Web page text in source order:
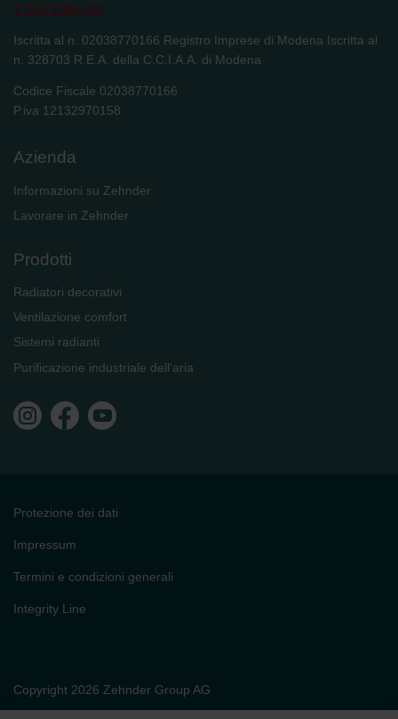
T 059 9786 200
Iscritta al n. 02038770166 Registro Imprese di Modena Iscritta al
n. 328703 R.E.A. della C.C.I.A.A. di Modena
Codice Fiscale 02038770166
P.iva 12132970158
Azienda
Informazioni su Zehnder
Lavorare in Zehnder
Prodotti
Radiatori decorativi
Ventilazione comfort
Sistemi radianti
Purificazione industriale dell'aria
Copyright 2026 Zehnder Group AG
Protezione dei dati
Impressum
Termini e condizioni generali
Integrity Line